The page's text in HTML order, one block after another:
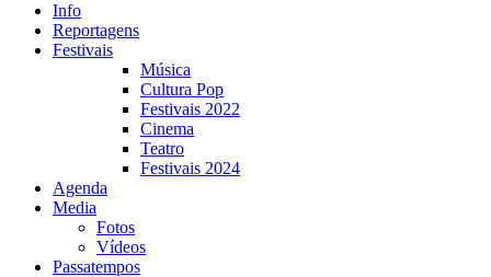
Info
Reportagens
Festivais
Música
Cultura Pop
Festivais 2022
Cinema
Teatro
Festivais 2024
Agenda
Media
Fotos
Vídeos
Passatempos